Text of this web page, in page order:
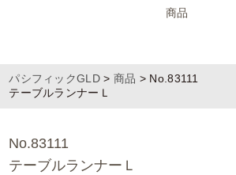
商品
パシフィックGLD> 商品 > No.83111
テーブルランナーＬ
No.83111
テーブルランナーＬ